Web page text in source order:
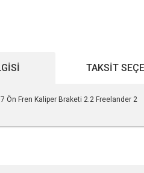
TAKSIT
Ön Fren Kaliper Braketi 2.2 Freelander 2